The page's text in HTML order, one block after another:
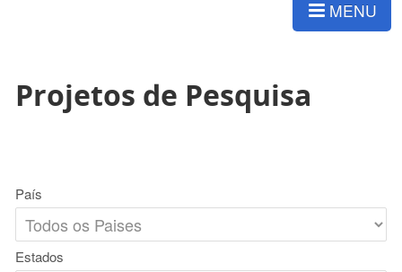
MENU
Projetos de Pesquisa
País
Estados